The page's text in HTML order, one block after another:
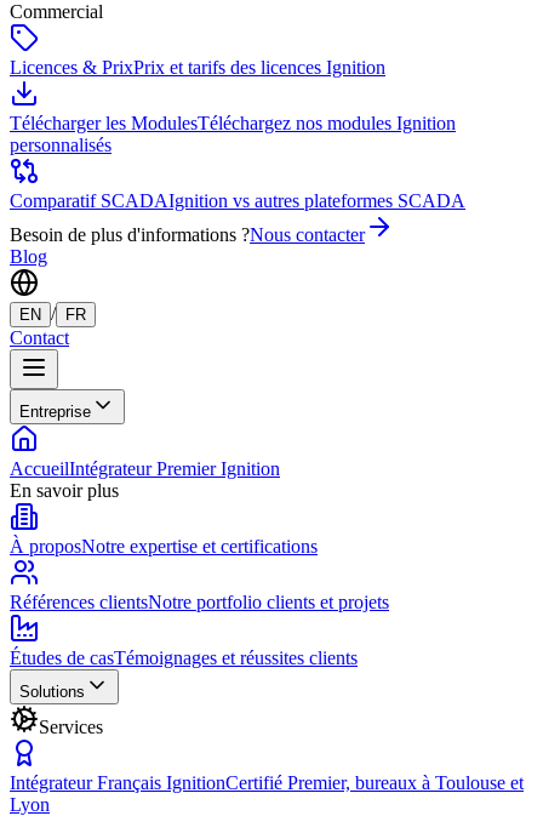
Commercial
Licences & PrixPrix et tarifs des licences Ignition
Télécharger les ModulesTéléchargez nos modules Ignition
personnalisés
Comparatif SCADAIgnition vs autres plateformes SCADA
Besoin de plus d'informations ?Nous contacter
Blog
EN / FR
Contact
Entreprise
AccueilIntégrateur Premier Ignition
En savoir plus
À proposNotre expertise et certifications
Références clientsNotre portfolio clients et projets
Études de casTémoignages et réussites clients
Solutions
Services
Intégrateur Français IgnitionCertifié Premier, bureaux à Toulouse et
Lyon